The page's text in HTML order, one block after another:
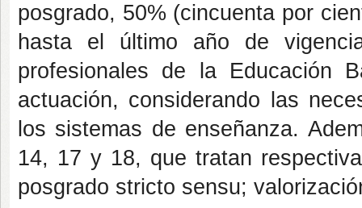
posgrado, 50% (cincuenta por
hasta el último año de
profesionales de la Educación
actuación, considerando las
los sistemas de enseñanza.
14, 17 y 18, que tratan
posgrado stricto sensu;